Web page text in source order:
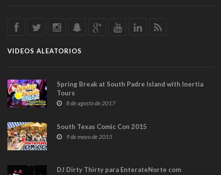
VIDEOS ALEATORIOS
Spring Break at South Padre Island with Inertia
Tours
8 de agosto de 2017
South Texas Comic Con 2015
9 de mayo de 2015
DJ Dirty Thirty para EnterateNorte com